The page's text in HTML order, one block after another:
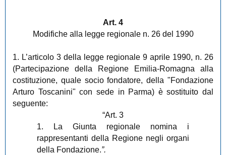
Art. 4
Modifiche alla legge regionale n. 26 del 1990
1. L’articolo 3 della legge regionale 9 aprile 1990, n. 26
(Partecipazione della Regione Emilia-Romagna alla
costituzione, quale socio fondatore, della "Fondazione
Arturo Toscanini" con sede in Parma) è sostituito dal
seguente:
“Art. 3
1. La Giunta regionale nomina i
rappresentanti della Regione negli organi
della Fondazione.”.